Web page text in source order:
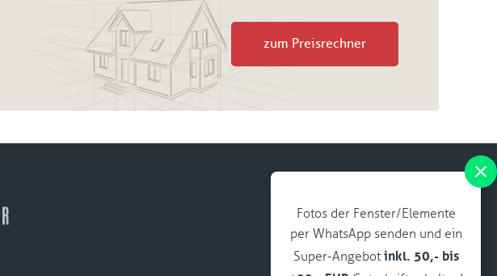
Fotos der Fenster/Elemente
per WhatsApp senden und ein
Super-Angebot inkl. 50,- bis
zum Preisrechner